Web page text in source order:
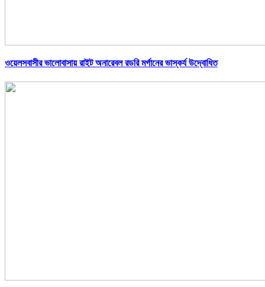
ওয়েলসবাসীর ভালোবাসায় রাইট অনারেবল রডরি মর্গানের ভাস্কর্য উদ্বোধিত